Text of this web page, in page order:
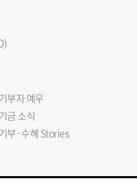
기부자 예우
기금 소식
기부·수혜 Stories